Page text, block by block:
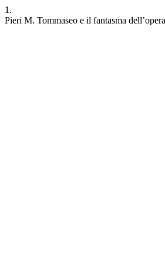
1.
Pieri M. Tommaseo e il fantasma